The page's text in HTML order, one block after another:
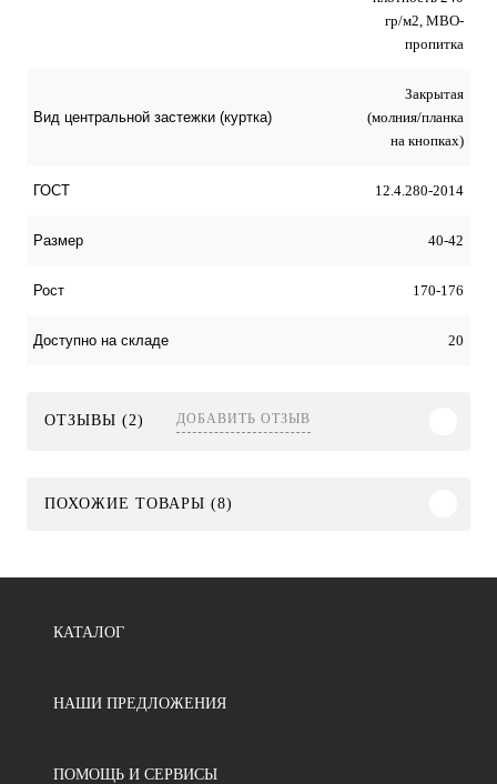
гр/м2, МВО-
пропитка
Вид центральной застежки (куртка)
Закрытая
(молния/планка
на кнопках)
ГОСТ 12.4.280-2014
Размер 40-42
Рост 170-176
Доступно на складе 20
ОТЗЫВЫ (2) ДОБАВИТЬ ОТЗЫВ
ПОХОЖИЕ ТОВАРЫ (8)
КАТАЛОГ
НАШИ ПРЕДЛОЖЕНИЯ
ПОМОЩЬ И СЕРВИСЫ